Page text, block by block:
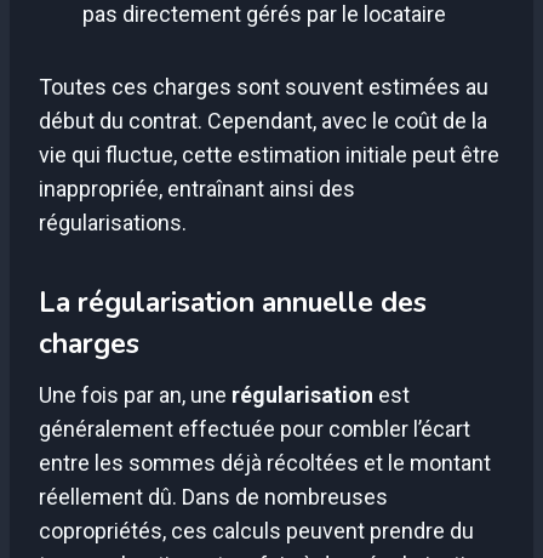
pas directement gérés par le locataire
Toutes ces charges sont souvent estimées au
début du contrat. Cependant, avec le coût de la
vie qui fluctue, cette estimation initiale peut être
inappropriée, entraînant ainsi des
régularisations.
La régularisation annuelle des
charges
Une fois par an, une régularisation est
généralement effectuée pour combler l’écart
entre les sommes déjà récoltées et le montant
réellement dû. Dans de nombreuses
copropriétés, ces calculs peuvent prendre du